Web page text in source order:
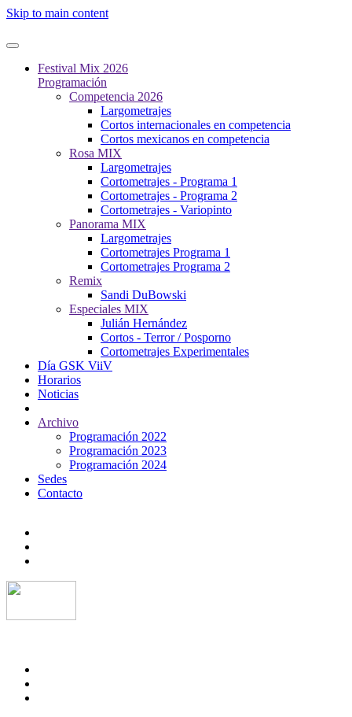
Skip to main content
Festival Mix 2026
Programación
Competencia 2026
Largometrajes
Cortos internacionales en competencia
Cortos mexicanos en competencia
Rosa MIX
Largometrajes
Cortometrajes - Programa 1
Cortometrajes - Programa 2
Cortometrajes - Variopinto
Panorama MIX
Largometrajes
Cortometrajes Programa 1
Cortometrajes Programa 2
Remix
Sandi DuBowski
Especiales MIX
Julián Hernández
Cortos - Terror / Posporno
Cortometrajes Experimentales
Día GSK ViiV
Horarios
Noticias
Archivo
Programación 2022
Programación 2023
Programación 2024
Sedes
Contacto